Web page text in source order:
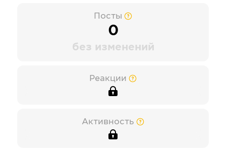
Посты
0
без изменений
Реакции
Активность